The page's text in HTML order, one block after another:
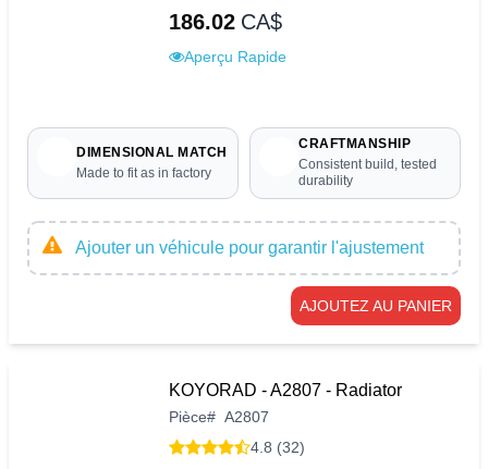
186.02 CA$
Aperçu Rapide
DIMENSIONAL MATCH
Made to fit as in factory
CRAFTMANSHIP
Consistent build, tested
durability
Ajouter un véhicule pour garantir l'ajustement
AJOUTEZ AU PANIER
KOYORAD - A2807 - Radiator
Pièce# A2807
4.8 (32)